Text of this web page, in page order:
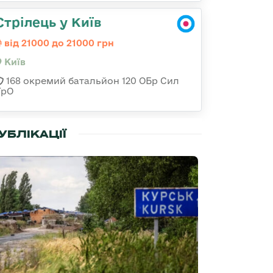
у Київ
від 21000 до 21000 грн
Київ
168 окремий батальйон 120 ОБр Cил